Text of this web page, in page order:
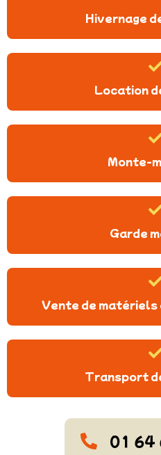
Hivernage
Location
Monte-
Garde
Vente de matériels
Transport
01 64